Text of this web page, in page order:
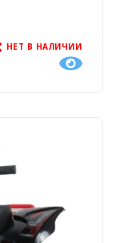
НЕТ В НАЛИЧИИ